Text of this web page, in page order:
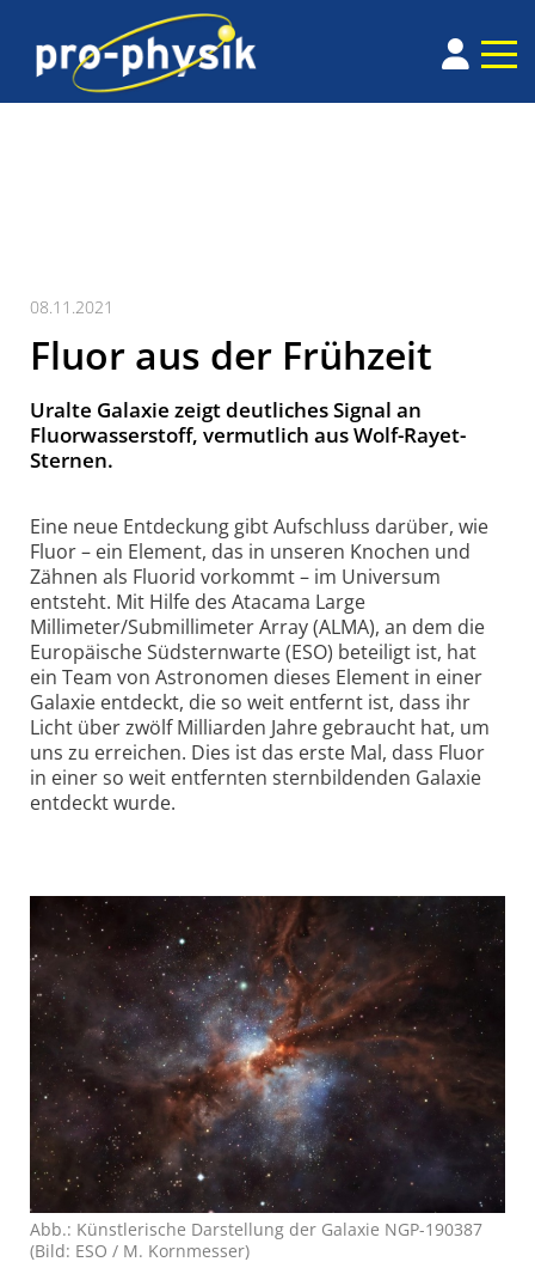
08.11.2021
Fluor aus der Frühzeit
Uralte Galaxie zeigt deutliches Signal an
Fluorwasserstoff, vermutlich aus Wolf-Rayet-
Sternen.
Eine neue Entdeckung gibt Aufschluss darüber, wie
Fluor – ein Element, das in unseren Knochen und
Zähnen als Fluorid vorkommt – im Universum
entsteht. Mit Hilfe des Atacama Large
Millimeter/Submillimeter Array (ALMA), an dem die
Europäische Südsternwarte (ESO) beteiligt ist, hat
ein Team von Astronomen dieses Element in einer
Galaxie entdeckt, die so weit entfernt ist, dass ihr
Licht über zwölf Milliarden Jahre gebraucht hat, um
uns zu erreichen. Dies ist das erste Mal, dass Fluor
in einer so weit entfernten sternbildenden Galaxie
entdeckt wurde.
Abb.: Künstlerische Darstellung der Galaxie NGP-190387
(Bild: ESO / M. Kornmesser)